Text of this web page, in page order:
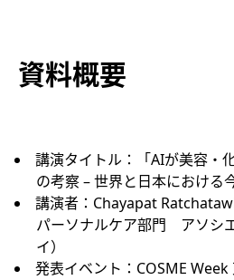
資料概要
講演タイトル：「AIが美容・
の考察 – 世界と日本における
講演者：Chayapat
パーソナルケア部門​ アソシ
イ）
発表イベント：COSME